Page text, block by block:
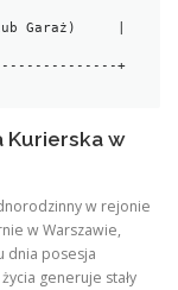
Kurierska w
w rejonie
w Warszawie,
dnia posesja
generuje stały